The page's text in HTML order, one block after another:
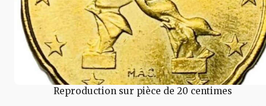
Reproduction sur pièce de 20 centimes